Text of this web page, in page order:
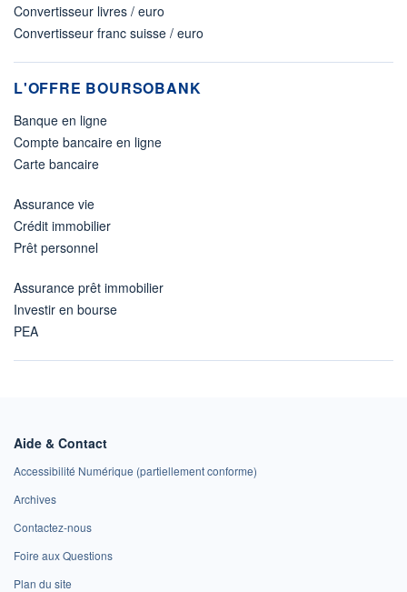
Convertisseur livres / euro
Convertisseur franc suisse / euro
L'OFFRE BOURSOBANK
Banque en ligne
Compte bancaire en ligne
Carte bancaire
Assurance vie
Crédit immobilier
Prêt personnel
Assurance prêt immobilier
Investir en bourse
PEA
Aide & Contact
Accessibilité Numérique (partiellement conforme)
Archives
Contactez-nous
Foire aux Questions
Plan du site